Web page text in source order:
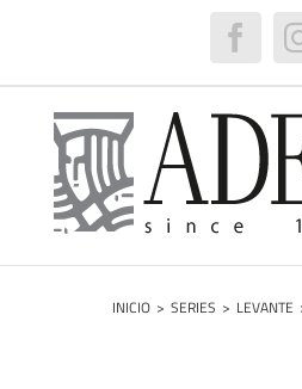
INICIO > SERIES > LEVANTE